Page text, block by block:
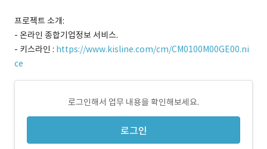
프로젝트 소개:
- 온라인 종합기업정보 서비스.
- 키스라인 : https://www.kisline.com/cm/CM0100M00GE00.ni
ce
로그인해서 업무 내용을 확인해보세요.
로그인